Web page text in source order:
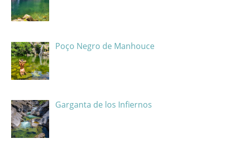
Poço Negro de Manhouce
Garganta de los Infiernos